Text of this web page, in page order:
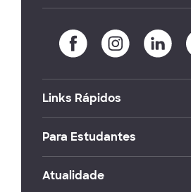
Links Rápidos
Para Estudantes
Atualidade